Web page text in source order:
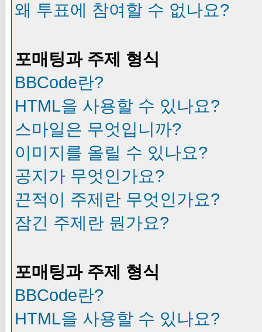
왜 투표에 참여할 수 없나요?
포매팅과 주제 형식
BBCode란?
HTML을 사용할 수 있나요?
스마일은 무엇입니까?
이미지를 올릴 수 있나요?
공지가 무엇인가요?
끈적이 주제란 무엇인가요?
잠긴 주제란 뭔가요?
포매팅과 주제 형식
BBCode란?
HTML을 사용할 수 있나요?